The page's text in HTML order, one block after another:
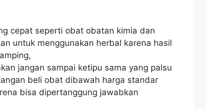
cepat seperti obat obatan kimia dan
untuk menggunakan herbal karena hasil
jangan sampai ketipu sama yang palsu
beli obat dibawah harga standar
bisa dipertanggung jawabkan